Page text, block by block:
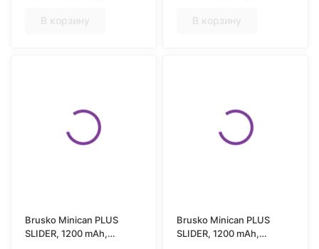
В корзину В корзину
Brusko Minican PLUS
SLIDER, 1200 mAh,
Brusko Minican PLUS
SLIDER, 1200 mAh,